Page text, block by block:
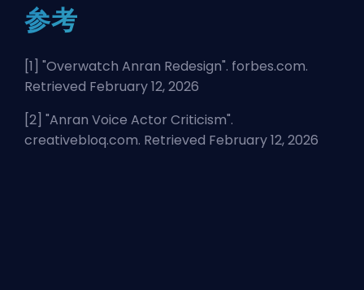
参考
[1] "Overwatch Anran Redesign". forbes.com.
Retrieved February 12, 2026
[2] "Anran Voice Actor Criticism".
creativebloq.com. Retrieved February 12, 2026